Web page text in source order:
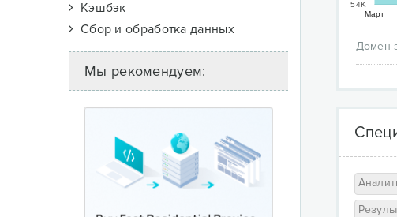
Кэшбэк
Сбор и обработка данных
Мы рекомендуем:
Март
54K
Домен